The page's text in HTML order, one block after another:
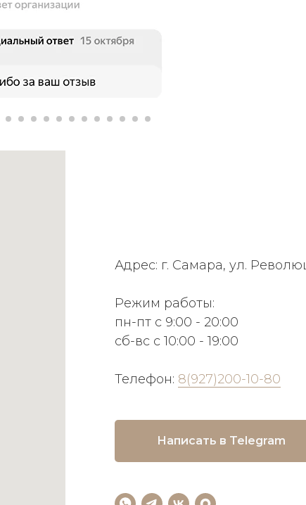
Адрес: г. Самара, ул.
Режим работы:
пн-пт с 9:00 - 20:00
сб-вс с 10:00 - 19:00
Телефон: 8(927)200-10-80
Написать в Telegram